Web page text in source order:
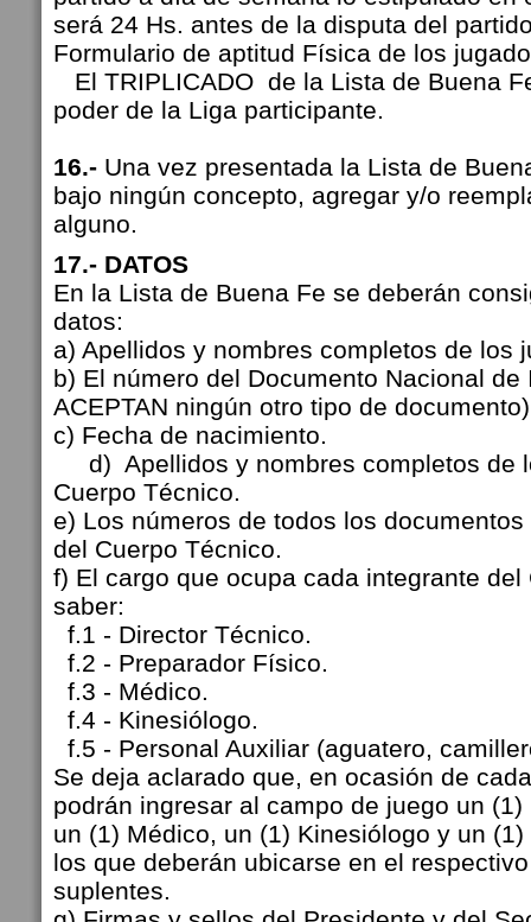
será 24 Hs. antes de la disputa del
Formulario de aptitud Física de los
El TRIPLICADO de la Lista de Buena
poder de la Liga participante.
16.- Una vez presentada la Lista de
bajo ningún concepto, agregar y/o
alguno.
17.- DATOS
En la Lista de Buena Fe se deberán
datos:
a) Apellidos y nombres completos de los
b) El número del Documento Nacional de
ACEPTAN ningún otro tipo de
c) Fecha de nacimiento.
d) Apellidos y nombres completos de
Cuerpo Técnico.
e) Los números de todos los
del Cuerpo Técnico.
f) El cargo que ocupa cada integrante del
saber:
f.1 - Director Técnico.
f.2 - Preparador Físico.
f.3 - Médico.
f.4 - Kinesiólogo.
f.5 - Personal Auxiliar (aguatero,
Se deja aclarado que, en ocasión de
podrán ingresar al campo de juego un
un (1) Médico, un (1) Kinesiólogo y un
los que deberán ubicarse en el
suplentes.